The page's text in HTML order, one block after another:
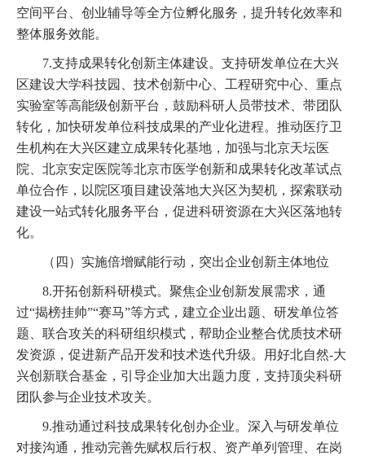
空间平台、创业辅导等全方位孵化服务，提升转化效率和
整体服务效能。
7.支持成果转化创新主体建设。支持研发单位在大兴
区建设大学科技园、技术创新中心、工程研究中心、重点
实验室等高能级创新平台，鼓励科研人员带技术、带团队
转化，加快研发单位科技成果的产业化进程。推动医疗卫
生机构在大兴区建立成果转化基地，加强与北京天坛医
院、北京安定医院等北京市医学创新和成果转化改革试点
单位合作，以院区项目建设落地大兴区为契机，探索联动
建设一站式转化服务平台，促进科研资源在大兴区落地转
化。
（四）实施倍增赋能行动，突出企业创新主体地位
8.开拓创新科研模式。聚焦企业创新发展需求，通
过“揭榜挂帅”“赛马”等方式，建立企业出题、研发单位答
题、联合攻关的科研组织模式，帮助企业整合优质技术研
发资源，促进新产品开发和技术迭代升级。用好北自然-大
兴创新联合基金，引导企业加大出题力度，支持顶尖科研
团队参与企业技术攻关。
9.推动通过科技成果转化创办企业。深入与研发单位
对接沟通，推动完善先赋权后行权、资产单列管理、在岗